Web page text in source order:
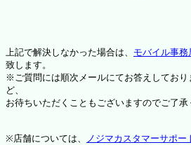
上記で解決しなかった場合は、 モバイル事務
致します。
※ご質問には順次メールにてお答えしており
ど、
お待ちいただくこともございますのでご了承
※店舗については、 ノジマカスタマーサポー